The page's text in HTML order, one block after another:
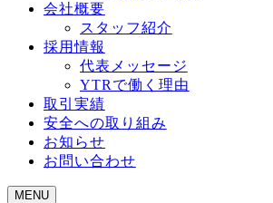
会社概要
スタッフ紹介
採用情報
代表メッセージ
YTRで働く理由
取引実績
安全への取り組み
お知らせ
お問い合わせ
MENU